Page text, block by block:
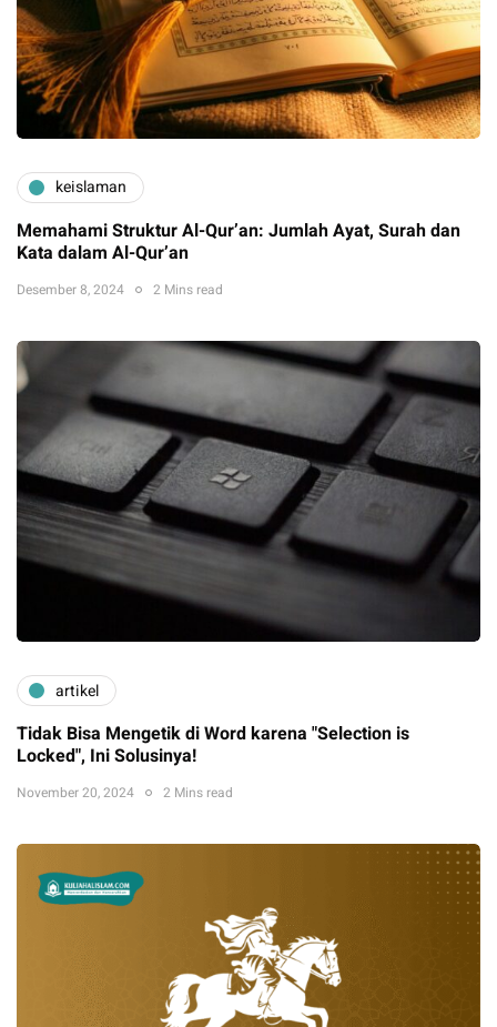
keislaman
Memahami Struktur Al-Qur’an: Jumlah Ayat, Surah dan
Kata dalam Al-Qur’an
Desember 8, 2024 2 Mins read
artikel
Tidak Bisa Mengetik di Word karena "Selection is
Locked", Ini Solusinya!
November 20, 2024 2 Mins read